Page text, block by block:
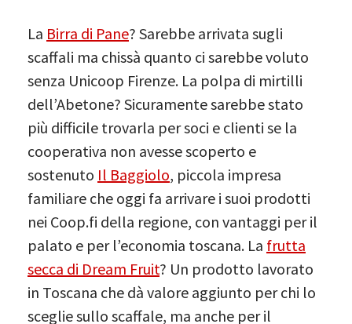
La Birra di Pane? Sarebbe arrivata sugli
scaffali ma chissà quanto ci sarebbe voluto
senza Unicoop Firenze. La polpa di mirtilli
dell’Abetone? Sicuramente sarebbe stato
più difficile trovarla per soci e clienti se la
cooperativa non avesse scoperto e
sostenuto Il Baggiolo, piccola impresa
familiare che oggi fa arrivare i suoi prodotti
nei Coop.fi della regione, con vantaggi per il
palato e per l’economia toscana. La frutta
secca di Dream Fruit? Un prodotto lavorato
in Toscana che dà valore aggiunto per chi lo
sceglie sullo scaffale, ma anche per il